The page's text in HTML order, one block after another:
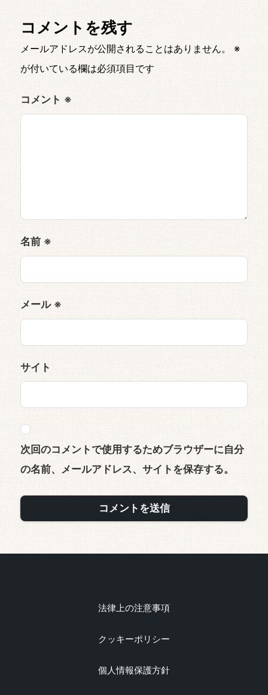
コメントを残す
メールアドレスが公開されることはありません。
※
が付いている欄は必須項目です
コメント ※
名前 ※
メール ※
サイト
次回のコメントで使用するためブラウザーに自分
の名前、メールアドレス、サイトを保存する。
法律上の注意事項
クッキーポリシー
個人情報保護方針